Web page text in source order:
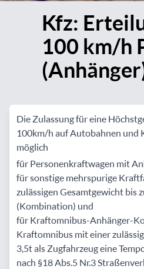
Kfz:
100 km/h
Die Zulassung für eine
100 km/h auf Autobahnen
möglich
für Personenkraftwagen mit
für sonstige mehrspurige
zulässigen Gesamtgewicht bis
(Kombination) und
für Kraftomnibus-Anhänger-
Kraftomnibus mit einer
3,5 t als Zugfahrzeug eine
nach § 18 Abs. 5 Nr. 3